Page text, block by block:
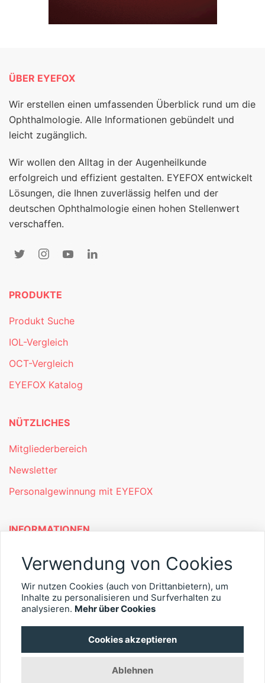
ÜBER EYEFOX
Wir erstellen einen umfassenden Überblick rund um die
Ophthalmologie. Alle Informationen gebündelt und
leicht zugänglich.
Wir wollen den Alltag in der Augenheilkunde
erfolgreich und effizient gestalten. EYEFOX entwickelt
Lösungen, die Ihnen zuverlässig helfen und der
deutschen Ophthalmologie einen hohen Stellenwert
verschaffen.
PRODUKTE
Produkt Suche
IOL-Vergleich
OCT-Vergleich
EYEFOX Katalog
NÜTZLICHES
Mitgliederbereich
Newsletter
Personalgewinnung mit EYEFOX
INFORMATIONEN
Was ist EYEFOX – Ihre Möglichkeiten
Kontakt
© 2026 EYEFOX UG (haftungsbeschränkt)
Verwendung von Cookies
Wir nutzen Cookies (auch von Drittanbietern), um
Inhalte zu personalisieren und Surfverhalten zu
analysieren. Mehr über Cookies
Cookies akzeptieren
Ablehnen